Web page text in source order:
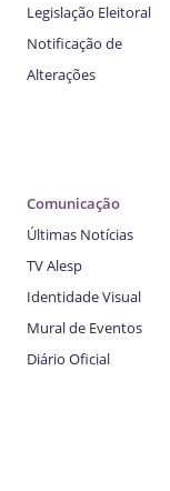
Legislação Eleitoral
Notificação de
Alterações
Comunicação
Últimas Notícias
TV Alesp
Identidade Visual
Mural de Eventos
Diário Oficial